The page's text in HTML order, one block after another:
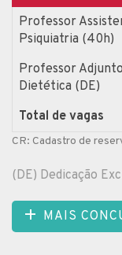
Professor
Psiquiatria (40h)
Professor
Dietética (DE)
Total de vagas
CR: Cadastro de
(DE) Dedicação
MAIS